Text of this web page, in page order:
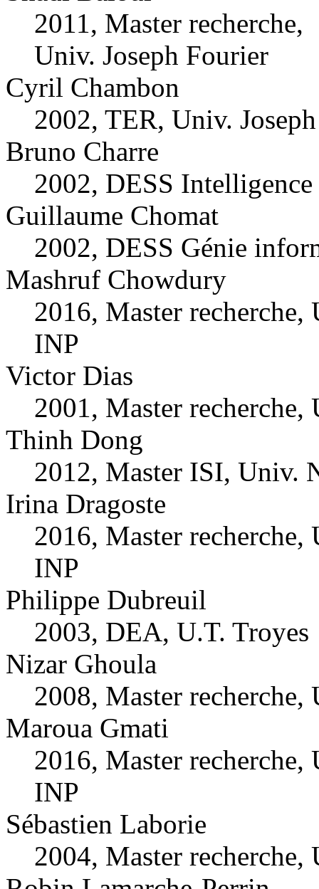
2011, Master recherche,
Univ. Joseph Fourier
Cyril Chambon
2002, TER, Univ.
Bruno Charre
2002, DESS
Guillaume Chomat
2002, DESS Génie
Mashruf Chowdury
2016, Master
INP
Victor Dias
2001, Master recherche,
Thinh Dong
2012, Master ISI, Univ.
Irina Dragoste
2016, Master
INP
Philippe Dubreuil
2003, DEA, U.T. Troyes
Nizar Ghoula
2008, Master recherche,
Maroua Gmati
2016, Master
INP
Sébastien Laborie
2004, Master